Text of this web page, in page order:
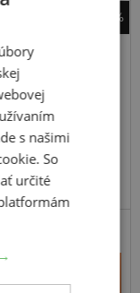
-72%
PRÉMIOVÁ KVALITA
–
s našimi
So
určité